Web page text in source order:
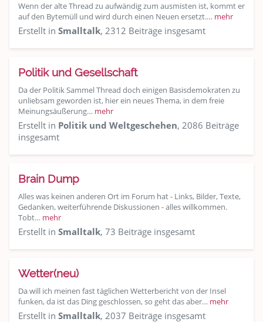
Wenn der alte Thread zu aufwändig zum ausmisten ist, kommt er
auf den Bytemüll und wird durch einen Neuen ersetzt.… mehr
Erstellt in Smalltalk, 2312 Beiträge insgesamt
Politik und Gesellschaft
Da der Politik Sammel Thread doch einigen Basisdemokraten zu
unliebsam geworden ist, hier ein neues Thema, in dem freie
Meinungsäußerung… mehr
Erstellt in Politik und Weltgeschehen, 2086 Beiträge
insgesamt
Brain Dump
Alles was keinen anderen Ort im Forum hat - Links, Bilder, Texte,
Gedanken, weiterführende Diskussionen - alles willkommen.
Tobt… mehr
Erstellt in Smalltalk, 73 Beiträge insgesamt
Wetter(neu)
Da will ich meinen fast täglichen Wetterbericht von der Insel
funken, da ist das Ding geschlossen, so geht das aber… mehr
Erstellt in Smalltalk, 2037 Beiträge insgesamt